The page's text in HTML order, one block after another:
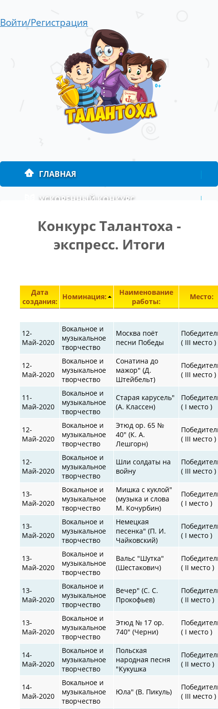
Войти/Регистрация
ГЛАВНАЯ |
УСКОРЕННЫЙ КОНКУРС |
ПРАВИЛА | | КОНТАКТЫ
Конкурс Талантоха -
экспресс. Итоги
Дата
создания:
Номинация:
Наименование
работы:
Место:
12-
Май-2020
Вокальное и
музыкальное
творчество
Москва поёт
песни Победы
( III место )
12-
Май-2020
Вокальное и
музыкальное
творчество
Сонатина до
мажор" (Д.
Штейбельт)
( III место )
11-
Май-2020
Вокальное и
музыкальное
творчество
Старая карусель"
(А. Классен)
( I место )
12-
Май-2020
Вокальное и
музыкальное
творчество
Этюд op. 65 №
40" (К. А.
Лешгорн)
( III место )
12-
Май-2020
Вокальное и
музыкальное
творчество
Шли солдаты на
войну
( III место )
13-
Май-2020
Вокальное и
музыкальное
творчество
Мишка с куклой"
(музыка и слова
М. Кочурбин)
( I место )
13-
Май-2020
Вокальное и
музыкальное
творчество
Немецкая
песенка" (П. И.
Чайковский)
( I место )
13-
Май-2020
Вокальное и
музыкальное
творчество
Вальс "Шутка"
(Шестакович)
( II место )
13-
Май-2020
Вокальное и
музыкальное
творчество
Вечер" (С. С.
Прокофьев)
( II место )
13-
Май-2020
Вокальное и
музыкальное
творчество
Этюд № 17 op.
740" (Черни)
( I место )
14-
Май-2020
Вокальное и
музыкальное
творчество
Польская
народная песня
"Кукушка
( II место )
14-
Май-2020
Вокальное и
музыкальное
творчество
Юла" (В. Пикуль)
( III место )